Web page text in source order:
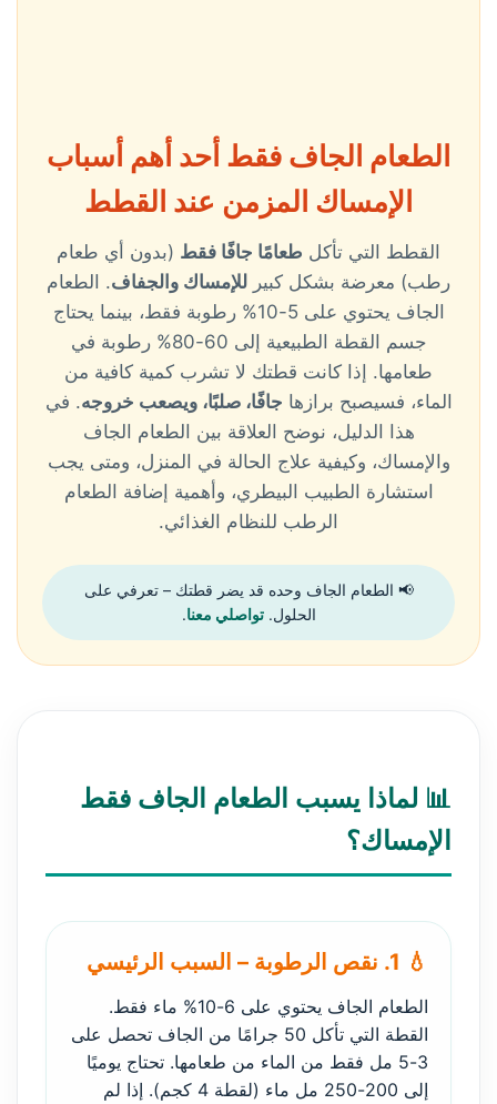
الطعام الجاف فقط أحد أهم أسباب
الإمساك المزمن عند القطط
القطط التي تأكل طعامًا جافًا فقط (بدون أي طعام
رطب) معرضة بشكل كبير للإمساك والجفاف. الطعام
الجاف يحتوي على 5-10% رطوبة فقط، بينما يحتاج
جسم القطة الطبيعية إلى 60-80% رطوبة في
طعامها. إذا كانت قطتك لا تشرب كمية كافية من
الماء، فسيصبح برازها جافًا، صلبًا، ويصعب خروجه. في
هذا الدليل، نوضح العلاقة بين الطعام الجاف
والإمساك، وكيفية علاج الحالة في المنزل، ومتى يجب
استشارة الطبيب البيطري، وأهمية إضافة الطعام
الرطب للنظام الغذائي.
📢 الطعام الجاف وحده قد يضر قطتك – تعرفي على
الحلول.تواصلي معنا.
📊 لماذا يسبب الطعام الجاف فقط
الإمساك؟
💧 1. نقص الرطوبة – السبب الرئيسي
الطعام الجاف يحتوي على 6-10% ماء فقط.
القطة التي تأكل 50 جرامًا من الجاف تحصل على
3-5 مل فقط من الماء من طعامها. تحتاج يوميًا
إلى 200-250 مل ماء (لقطة 4 كجم). إذا لم